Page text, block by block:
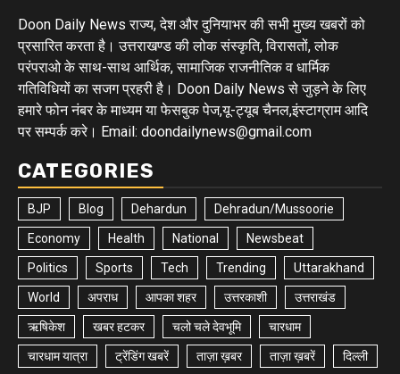
Doon Daily News राज्य, देश और दुनियाभर की सभी मुख्य खबरों को
प्रसारित करता है। उत्तराखण्ड की लोक संस्कृति, विरासतों, लोक
परंपराओ के साथ-साथ आर्थिक, सामाजिक राजनीतिक व धार्मिक
गतिविधियों का सजग प्रहरी है। Doon Daily News से जुड़ने के लिए
हमारे फोन नंबर के माध्यम या फेसबुक पेज,यू-ट्यूब चैनल,इंस्टाग्राम आदि
पर सम्पर्क करे। Email: doondailynews@gmail.com
CATEGORIES
BJP Blog Dehardun Dehradun/Mussoorie
Economy Health National Newsbeat
Politics Sports Tech Trending Uttarakhand
World अपराध आपका शहर उत्तरकाशी उत्तराखंड
ऋषिकेश खबर हटकर चलो चले देवभूमि चारधाम
चारधाम यात्रा ट्रेंडिंग खबरें ताज़ा ख़बर ताज़ा ख़बरें दिल्ली